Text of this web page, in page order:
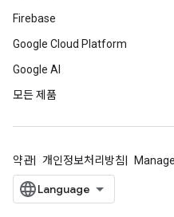
Firebase
Google Cloud Platform
Google AI
모든 제품
약관 개인정보처리방침